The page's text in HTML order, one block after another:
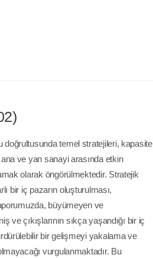
temel stratejileri, kapasite
ve yan sanayi arasında etkin
olarak öngörülmektedir. Stratejik
bir iç pazarın oluşturulması,
büyümeyen ve
ve çıkışlarının sıkça yaşandığı bir iç
bir gelişmeyi yakalama ve
vurgulanmaktadır. Bu